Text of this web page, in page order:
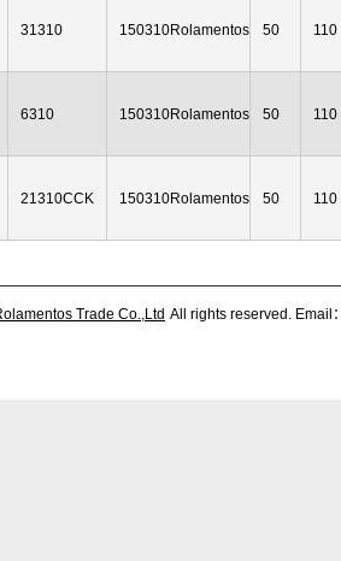
31310 150310Rolamentos 50 110
6310 150310Rolamentos 50 110
21310CCK 150310Rolamentos 50 110
Trade Co.,Ltd All rights reserved. Email